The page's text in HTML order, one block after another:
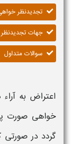
تجدیدنظر
جهات
سوالات متداول
اعتراض به
خواهی صورت
گردد در صورتی